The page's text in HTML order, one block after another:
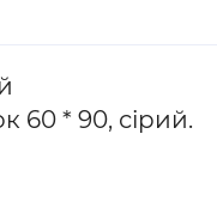
60 * 90, сірий.